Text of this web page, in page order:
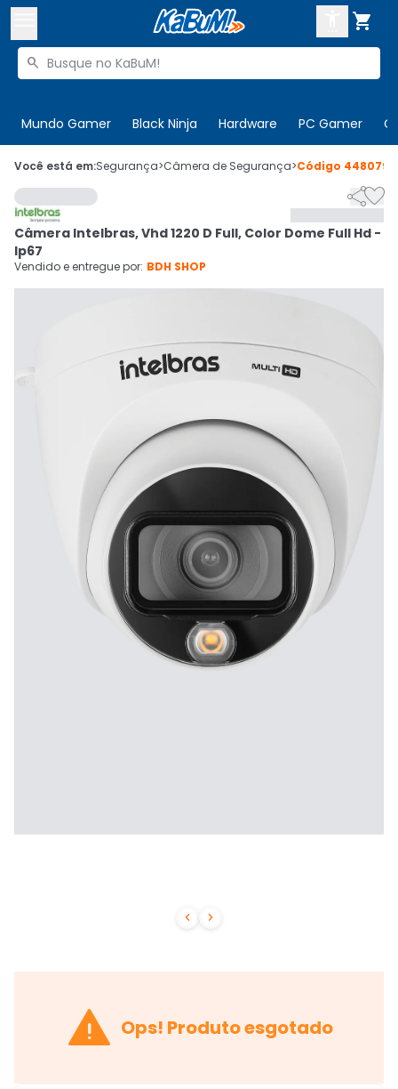

Buscar produtos

Mundo Gamer Black Ninja Hardware PC Gamer
 Olá. Acesse sua conta
 Departamentos
 Cupons
CADASTRE-SE
Você está em:Segurança>Câmera de Segurança>Código 448079
 

Câmera Intelbras, Vhd 1220 D Full, Color Dome Full Hd -
Ip67
Vendido e entregue por: BDH SHOP
 Ops! Produto esgotado